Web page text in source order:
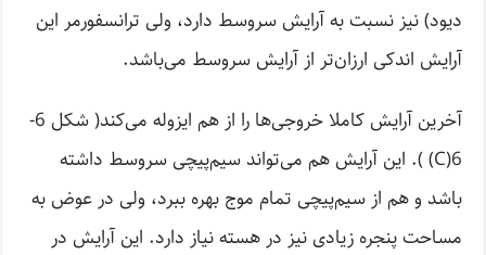
دیود) نیز نسبت به آرایش سروسط دارد، ولی ترانسفورمر این
آرایش اندکی ارزان‌تر از آرایش سروسط می‌باشد.
آخرین آرایش کاملا خروجی‌ها را از هم ایزوله می‌کند( شکل 6-
6(C) ). این آرایش هم می‌تواند سیم‌پیچی سروسط داشته
باشد و هم از سیم‌پیچی تمام موج بهره ببرد، ولی در عوض به
مساحت پنجره زیادی نیز در هسته نیاز دارد. این آرایش در